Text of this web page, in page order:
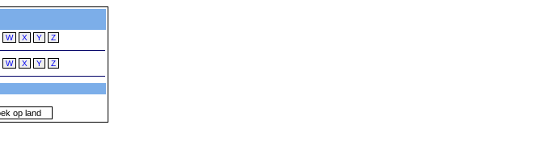
W X Y Z
W X Y Z